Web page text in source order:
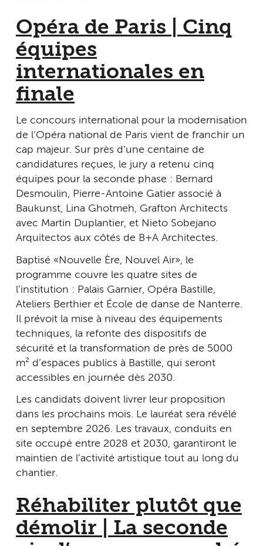
Opéra de Paris | Cinq
équipes
internationales en
finale
Le concours international pour la modernisation
de l’Opéra national de Paris vient de franchir un
cap majeur. Sur près d’une centaine de
candidatures reçues, le jury a retenu cinq
équipes pour la seconde phase : Bernard
Desmoulin, Pierre-Antoine Gatier associé à
Baukunst, Lina Ghotmeh, Grafton Architects
avec Martin Duplantier, et Nieto Sobejano
Arquitectos aux côtés de B+A Architectes.
Baptisé « Nouvelle Ère, Nouvel Air », le
programme couvre les quatre sites de
l’institution : Palais Garnier, Opéra Bastille,
Ateliers Berthier et École de danse de Nanterre.
Il prévoit la mise à niveau des équipements
techniques, la refonte des dispositifs de
sécurité et la transformation de près de 5 000
m² d’espaces publics à Bastille, qui seront
accessibles en journée dès 2030.
Les candidats doivent livrer leur proposition
dans les prochains mois. Le lauréat sera révélé
en septembre 2026. Les travaux, conduits en
site occupé entre 2028 et 2030, garantiront le
maintien de l’activité artistique tout au long du
chantier.
Réhabiliter plutôt que
démolir | La seconde